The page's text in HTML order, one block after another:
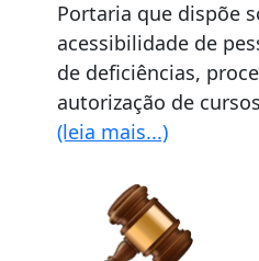
Portaria que dispõe
acessibilidade de
de deficiências,
autorização de
(leia mais...)